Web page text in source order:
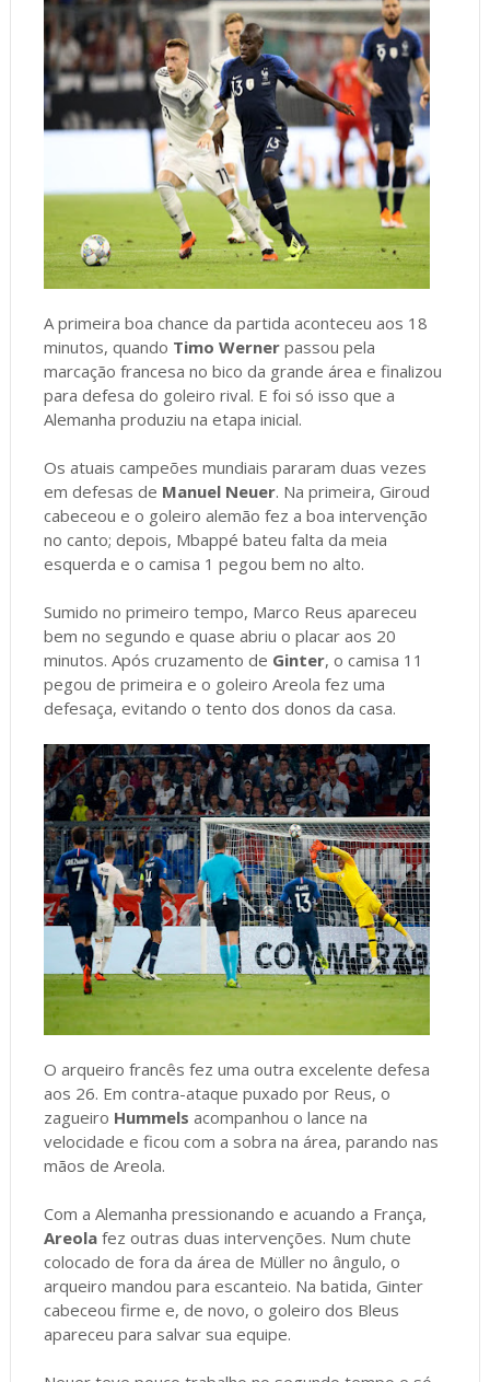
A primeira boa chance da partida aconteceu aos 18
minutos, quando Timo Wernerpassou pela
marcação francesa no bico da grande área e finalizou
para defesa do goleiro rival. E foi só isso que a
Alemanha produziu na etapa inicial.
Os atuais campeões mundiais pararam duas vezes
em defesas de Manuel Neuer. Na primeira, Giroud
cabeceou e o goleiro alemão fez a boa intervenção
no canto; depois, Mbappé bateu falta da meia
esquerda e o camisa 1 pegou bem no alto.
Sumido no primeiro tempo, Marco Reus apareceu
bem no segundo e quase abriu o placar aos 20
minutos. Após cruzamento de Ginter, o camisa 11
pegou de primeira e o goleiro Areola fez uma
defesaça, evitando o tento dos donos da casa.
O arqueiro francês fez uma outra excelente defesa
aos 26. Em contra-ataque puxado por Reus, o
zagueiro Hummels acompanhou o lance na
velocidade e ficou com a sobra na área, parando nas
mãos de Areola.
Com a Alemanha pressionando e acuando a França,
Areolafez outras duas intervenções. Num chute
colocado de fora da área de Müller no ângulo, o
arqueiro mandou para escanteio. Na batida, Ginter
cabeceou firme e, de novo, o goleiro dos Bleus
apareceu para salvar sua equipe.